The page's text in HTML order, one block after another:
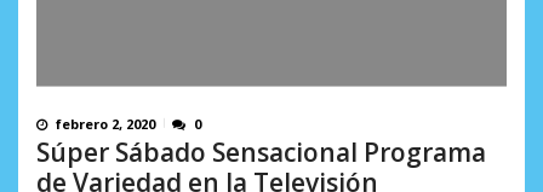
febrero 2, 2020 0
Súper Sábado Sensacional Programa
de Variedad en la Televisión